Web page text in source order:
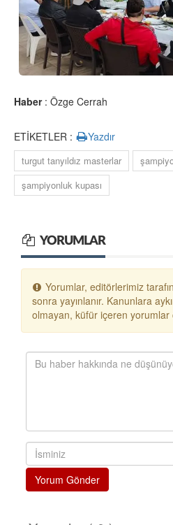
Haber: Özge Cerrah
ETİKETLER : Yazdır
turgut tanyıldız masterlar
şampiyonluk kupası
YORUMLAR
Yorumlar, editörlerimiz
sonra yayınlanır. Kanunlara
olmayan, küfür içeren yorumlar
Yorum Gönder